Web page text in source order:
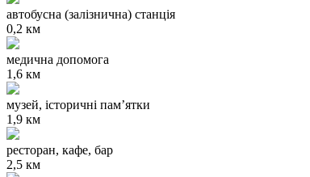
автобусна (залізнична) станція
0,2 км
медична допомога
1,6 км
музей, історичні пам’ятки
1,9 км
ресторан, кафе, бар
2,5 км